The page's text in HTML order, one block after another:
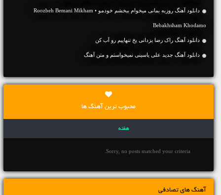
دانلود آهنگ روزبه بمانی میخوام ببخشم خودمو • Roozbeh Bemani Mikham
Bebakhsham Khodamo
دانلود آهنگ راک رضا یزدانی یخ تنهاییم رو آب کن
دانلود آهنگ جديد علی یاسینی نمیخواستم و متن آهنگ
محبوب ترین آهنگ ها
هفته
Sorry, no posts matched your criteria.
آهنگ های تصادفی